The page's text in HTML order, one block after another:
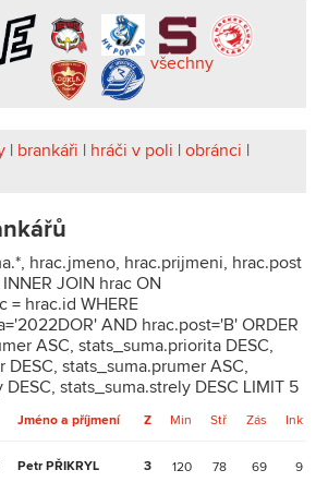
všechny
| brankáři | hráči v poli | obránci |
hrac.jmeno, hrac.prijmeni, hrac.post
JOIN hrac ON
= hrac.id WHERE
AND hrac.post='B' ORDER
ASC, stats_suma.priorita DESC,
DESC, stats_suma.prumer ASC,
stats_suma.strely DESC LIMIT 5
Jméno a příjmení Z Min Stř Zás Ink
Petr PŘIKRYL 3 120 78 69 9